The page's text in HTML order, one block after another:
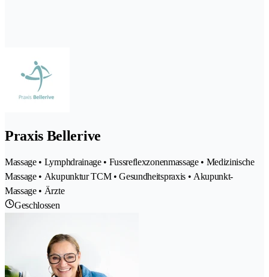
Praxis Bellerive
Massage • Lymphdrainage • Fussreflexzonenmassage • Medizinische
Massage • Akupunktur TCM • Gesundheitspraxis • Akupunkt-
Massage • Ärzte
Geschlossen